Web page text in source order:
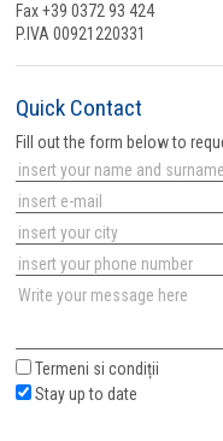
Fax +39 0372 93 424
P.IVA 00921220331
Quick Contact
Fill out the form below to
Termeni si condiții
Stay up to date